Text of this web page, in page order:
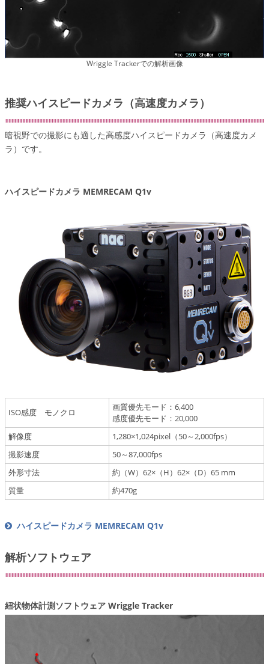
Wriggle Trackerでの解析画像
推奨ハイスピードカメラ（高速度カメラ）
暗視野での撮影にも適した高感度ハイスピードカメラ（高速度カメ
ラ）です。
ハイスピードカメラ MEMRECAM Q1v
ISO感度 モノクロ
画質優先モード：6,400
感度優先モード：20,000
解像度
1,280×1,024pixel（50～2,000fps）
撮影速度
50～87,000fps
外形寸法
約（W）62×（H）62×（D）65 mm
質量
約470g
ハイスピードカメラ MEMRECAM Q1v
解析ソフトウェア
紐状物体計測ソフトウェア Wriggle Tracker